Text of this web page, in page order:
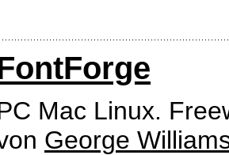
Mac Linux.
George